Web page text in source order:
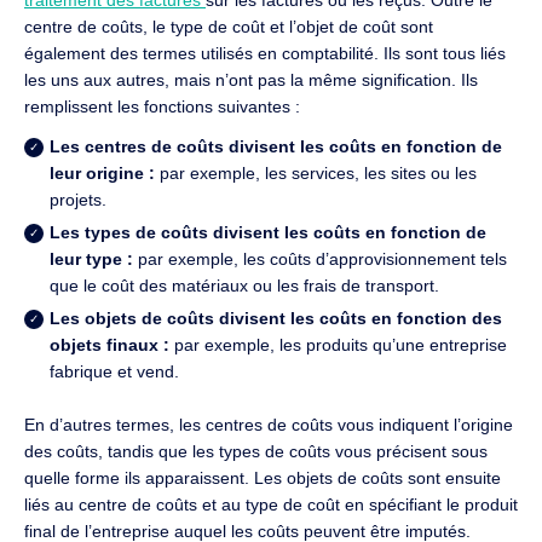
centre de coûts, le type de coût et l’objet de coût sont
également des termes utilisés en comptabilité. Ils sont tous liés
les uns aux autres, mais n’ont pas la même signification. Ils
remplissent les fonctions suivantes :
Les centres de coûts divisent les coûts en fonction de
leur origine : par exemple, les services, les sites ou les
projets.
Les types de coûts divisent les coûts en fonction de
leur type : par exemple, les coûts d’approvisionnement tels
que le coût des matériaux ou les frais de transport.
Les objets de coûts divisent les coûts en fonction des
objets finaux : par exemple, les produits qu’une entreprise
fabrique et vend.
En d’autres termes, les centres de coûts vous indiquent l’origine
des coûts, tandis que les types de coûts vous précisent sous
quelle forme ils apparaissent. Les objets de coûts sont ensuite
liés au centre de coûts et au type de coût en spécifiant le produit
final de l’entreprise auquel les coûts peuvent être imputés.